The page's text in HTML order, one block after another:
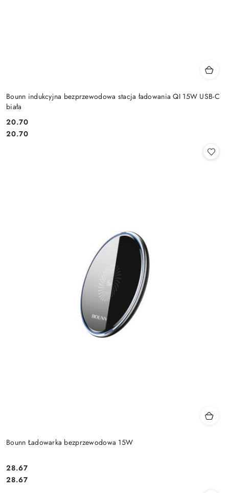
Bounn indukcyjna bezprzewodowa stacja ładowania QI 15W USB-C
biała
Cena:
20.70
Cena:
20.70
Bounn Ładowarka bezprzewodowa 15W
Cena:
28.67
Cena:
28.67